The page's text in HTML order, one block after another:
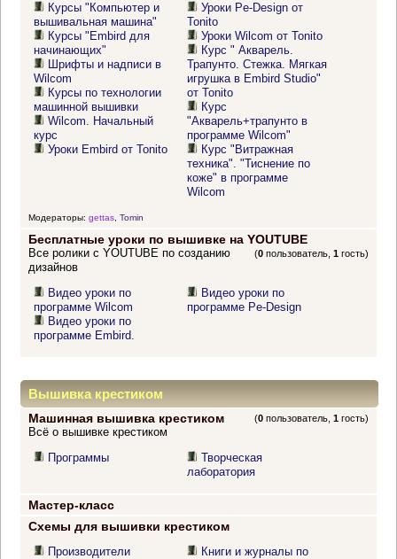
Курсы "Компьютер и
вышивальная машина"
Курсы "Embird для
начинающих"
Шрифты и надписи в
Wilcom
Курсы по технологии
машинной вышивки
Wilcom. Начальный
курс
Уроки Embird от Tonito
Уроки Pe-Design от
Tonito
Уроки Wilcom от Tonito
Курс " Акварель.
Трапунто. Стежка. Мягкая
игрушка в Embird Studio"
от Tonito
Курс
"Акварель+трапунто в
программе Wilcom"
Курс "Витражная
техника". "Тиснение по
коже" в программе
Wilcom
Модераторы: gettas, Tomin
Бесплатные уроки по вышивке на YOUTUBE
(0 пользователь,1 гость)
Все ролики с YOUTUBE по созданию
дизайнов
Видео уроки по
программе Wilcom
Видео уроки по
программе Embird.
Видео уроки по
программе Pe-Design
Вышивка крестиком
Машинная вышивка крестиком (0 пользователь,1 гость)
Всё о вышивке крестиком
Программы
Творческая
лаборатория
Мастер-класс
Схемы для вышивки крестиком
Производители Книги и журналы по